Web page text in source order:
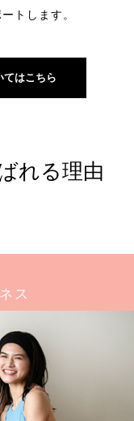
トします。
はこちら
れる理由
ス